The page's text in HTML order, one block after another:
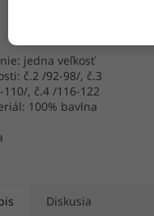
jedna veľkosť
č.2 /92-98/, č.3
110/, č.4 /116-122
100% bavlna
Diskusia